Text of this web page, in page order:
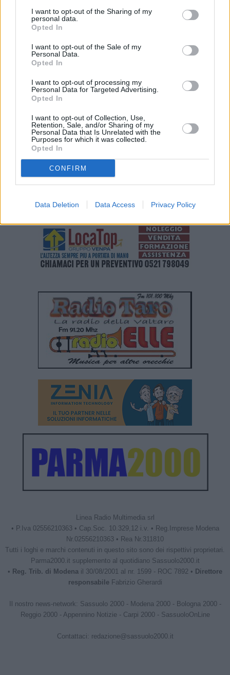
I want to opt-out of the Sharing of my
personal data.
Opted In
I want to opt-out of the Sale of my
Personal Data.
Opted In
I want to opt-out of processing my
Personal Data for Targeted Advertising.
Opted In
I want to opt-out of Collection, Use,
Retention, Sale, and/or Sharing of my
Personal Data that Is Unrelated with the
Purposes for which it was collected.
Opted In
CONFIRM
Data Deletion Data Access Privacy Policy
all’ultimo – ha detto Fery -. Nell’ultimo game ho provato emozioni
che non avevo mai sentito in vita mia, ed è bellissimo condividerle
accede così alla semifinale, dove affronterà Alexander Zverev, che
contemporaneamente sul campo numero 1 ha superato Taylor Fritz
in tre set con lo score di 6-4 6-4 6-2 in un’ora e 59 minuti.
– Foto Ipa Agency –
(ITALPRESS).
ITALIA NEWSONLINE NOTIZIEONLINE
Linea Radio Multimedia srl
• P.Iva 02556210363 • Cap.Soc. 10.329,12 i.v. • Reg.Imprese Modena
Nr.02556210363 • Rea Nr.311810
Tutti i loghi e marchi contenuti in questo sito sono dei rispettivi proprietari.
Parma2000.it supplemento al quotidiano Sassuolo2000.it
• Reg. Trib. di Modena il 30/08/2001 al nr. 1599 - ROC 7892 • Direttore
responsabileFabrizio Gherardi
Il nostro news-network: Sassuolo 2000- Modena 2000- Bologna 2000-
Reggio 2000- Appennino Notizie - Carpi 2000- SassuoloOnLine
Contattaci: redazione@sassuolo2000.it